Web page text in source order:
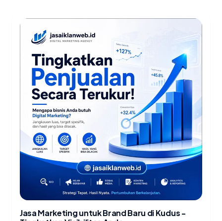
Jasa Marketing untuk Brand Baru di Kudus -